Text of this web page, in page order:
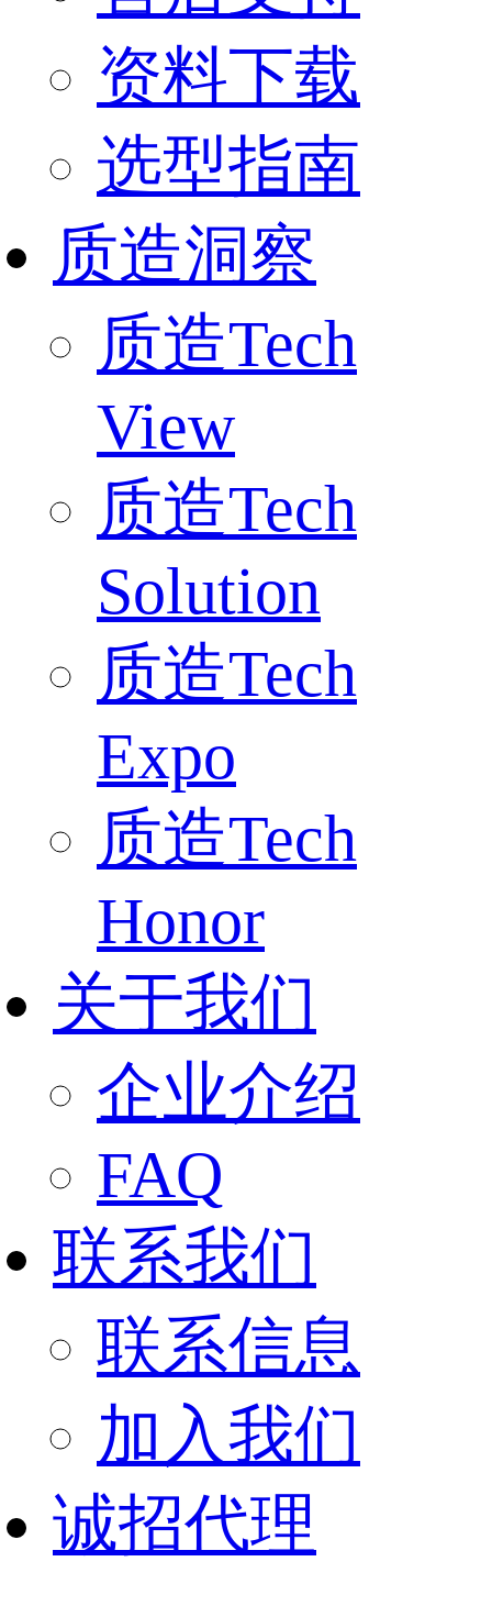
资料下载
选型指南
质造洞察
质造Tech
View
质造Tech
Solution
质造Tech
Expo
质造Tech
Honor
关于我们
企业介绍
FAQ
联系我们
联系信息
加入我们
诚招代理